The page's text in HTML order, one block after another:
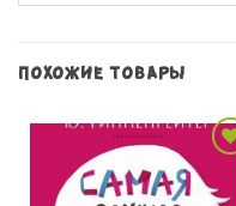
ПОХОЖИЕ ТОВАРЫ